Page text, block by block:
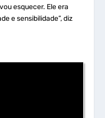
esquecer. Ele era
e sensibilidade”, diz